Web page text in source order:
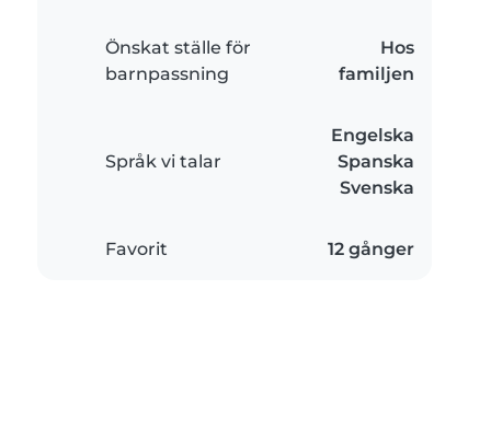
Önskat ställe för
barnpassning
Hos
familjen
Språk vi talar
Engelska
Spanska
Svenska
Favorit 12 gånger